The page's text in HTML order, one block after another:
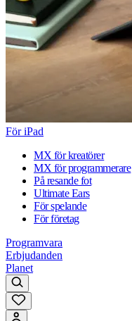
För iPad
MX för kreatörer
MX för programmerare
På resande fot
Ultimate Ears
För spelande
För företag
Programvara
Erbjudanden
Planet